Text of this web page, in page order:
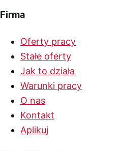
Firma
Oferty pracy
Stałe oferty
Jak to działa
Warunki pracy
O nas
Kontakt
Aplikuj